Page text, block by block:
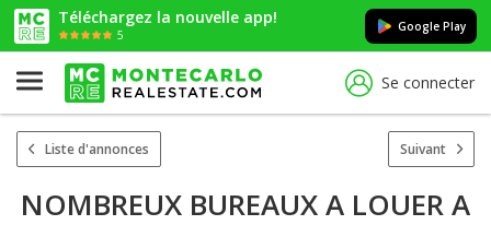
Téléchargez la nouvelle app!
5
Google Play
Se connecter
Liste d'annonces Suivant
NOMBREUX BUREAUX A LOUER A